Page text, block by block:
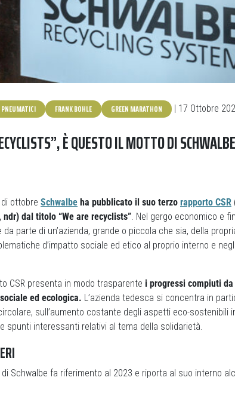
PNEUMATICI FRANK BOHLE GREEN MARATHON | 17 Ottobre
È QUESTO IL MOTTO DI SCHWALBE
ottobre Schwalbe ha pubblicato il suo terzo rapporto CSR
ndr) dal titolo “We are recyclists”. Nel gergo economico e
da parte di un’azienda, grande o piccola che sia, della
d’impatto sociale ed etico al proprio interno e
CSR presenta in modo trasparente i progressi compiuti
ed ecologica. L’azienda tedesca si concentra in
sull’aumento costante degli aspetti eco-sostenibili
spunti interessanti relativi al tema della solidarietà.
di Schwalbe fa riferimento al 2023 e riporta al suo interno